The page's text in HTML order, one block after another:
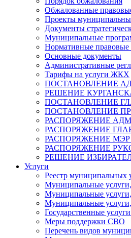
Обжалованные
Проекты
Документы
Муниципальные
Нормативные правовые
Основные документы
Административные
Тарифы на услуги ЖКХ
ПОСТАНОВЛЕНИЕ
РЕШЕНИЕ
ПОСТАНОВЛЕНИЕ
ПОСТАНОВЛЕНИЕ
РАСПОРЯЖЕНИЕ
РАСПОРЯЖЕНИЕ
РАСПОРЯЖЕНИЕ
РАСПОРЯЖЕНИЕ
РЕШЕНИЕ
Услуги
Реестр муниципальных
Муниципальные
Муниципальные услуги,
Муниципальные
Государственные
Меры поддержки СВО
Перечень видов